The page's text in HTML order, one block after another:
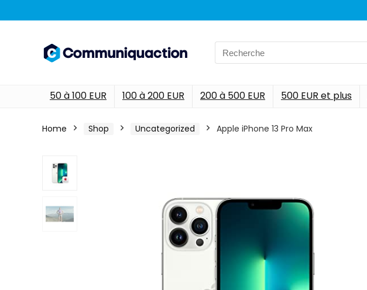
Search
for:
50 à 100 EUR 100 à 200 EUR 200 à 500 EUR 500 EUR et plus
Home Shop Uncategorized Apple iPhone 13 Pro Max